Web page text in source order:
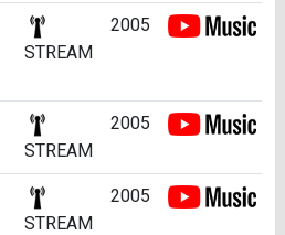
STREAM
2005
STREAM
2005
STREAM
2005